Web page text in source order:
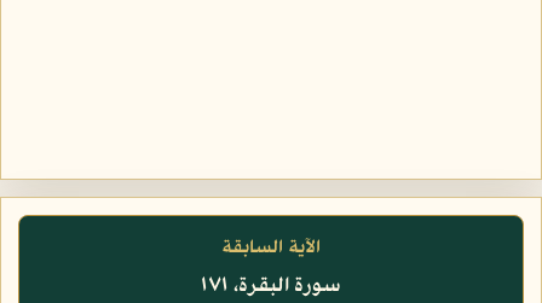
الآية السابقة
سورة البقرة، ١٧١